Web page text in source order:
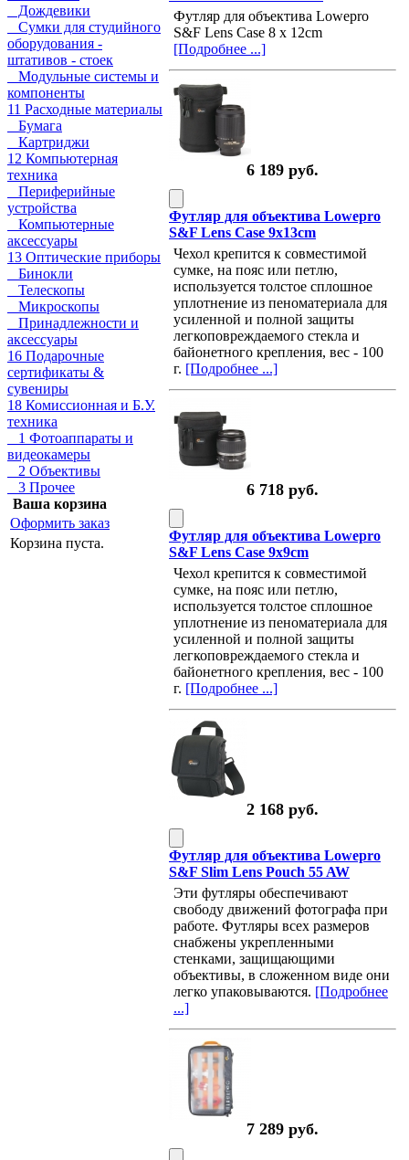
Дождевики
Сумки для студийного
оборудования -
штативов - стоек
Модульные системы и
компоненты
11 Расходные материалы
Бумага
Картриджи
12 Компьютерная
техника
Периферийные
устройства
Компьютерные
аксессуары
13 Оптические приборы
Бинокли
Телескопы
Микроскопы
Принадлежности и
аксессуары
16 Подарочные
сертификаты &
сувениры
18 Комиссионная и Б.У.
техника
1 Фотоаппараты и
видеокамеры
2 Объективы
3 Прочее
Ваша корзина
Оформить заказ
Корзина пуста.
Футляр для объектива Lowepro
S&F Lens Case 8 x 12cm
[Подробнее ...]
6 189 руб.
Футляр для объектива Lowepro
S&F Lens Case 9x13cm
Чехол крепится к совместимой
сумке, на пояс или петлю,
используется толстое сплошное
уплотнение из пеноматериала для
усиленной и полной защиты
легкоповреждаемого стекла и
байонетного крепления, вес - 100
г. [Подробнее ...]
6 718 руб.
Футляр для объектива Lowepro
S&F Lens Case 9x9cm
Чехол крепится к совместимой
сумке, на пояс или петлю,
используется толстое сплошное
уплотнение из пеноматериала для
усиленной и полной защиты
легкоповреждаемого стекла и
байонетного крепления, вес - 100
г. [Подробнее ...]
2 168 руб.
Футляр для объектива Lowepro
S&F Slim Lens Pouch 55 AW
Эти футляры обеспечивают
свободу движений фотографа при
работе. Футляры всех размеров
снабжены укрепленными
стенками, защищающими
объективы, в сложенном виде они
легко упаковываются. [Подробнее
...]
7 289 руб.